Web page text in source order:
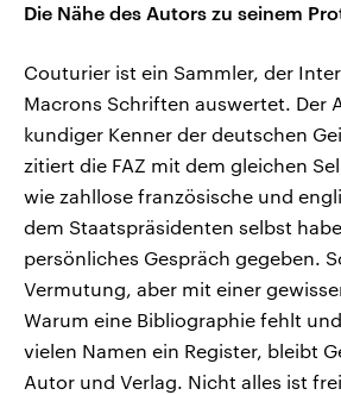
Die Nähe des Autors zu seinem
Couturier ist ein Sammler, der
Macrons Schriften auswertet. Der
kundiger Kenner der deutschen
zitiert die FAZ mit dem gleichen
wie zahllose französische und
dem Staatspräsidenten selbst
persönliches Gespräch gegeben.
Vermutung, aber mit einer
Warum eine Bibliographie fehlt
vielen Namen ein Register, bleibt
Autor und Verlag. Nicht alles ist